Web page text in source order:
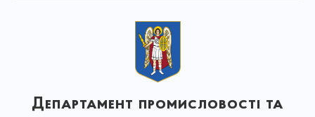
Департамент промисловості та